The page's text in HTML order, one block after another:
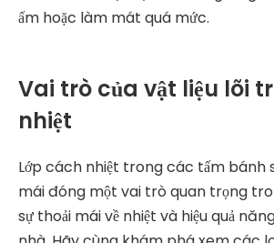
ấm hoặc làm mát quá mức.
Vai trò của vật liệu lõi
nhiệt
Lớp cách nhiệt trong các tấm bánh
mái đóng một vai trò quan trọng
sự thoải mái về nhiệt và hiệu quả